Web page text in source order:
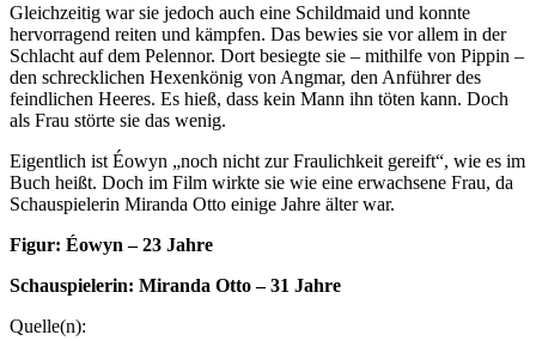
Gleichzeitig war sie jedoch auch eine Schildmaid und konnte
hervorragend reiten und kämpfen. Das bewies sie vor allem in der
Schlacht auf dem Pelennor. Dort besiegte sie – mithilfe von Pippin –
den schrecklichen Hexenkönig von Angmar, den Anführer des
feindlichen Heeres. Es hieß, dass kein Mann ihn töten kann. Doch
als Frau störte sie das wenig.
Eigentlich ist Éowyn „noch nicht zur Fraulichkeit gereift“, wie es im
Buch heißt. Doch im Film wirkte sie wie eine erwachsene Frau, da
Schauspielerin Miranda Otto einige Jahre älter war.
Figur: Éowyn – 23 Jahre
Schauspielerin: Miranda Otto – 31 Jahre
Quelle(n):